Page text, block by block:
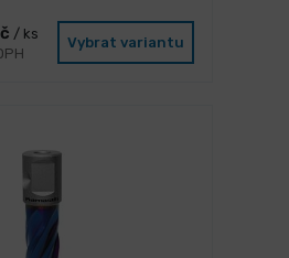
/ ks
Vybrat variantu